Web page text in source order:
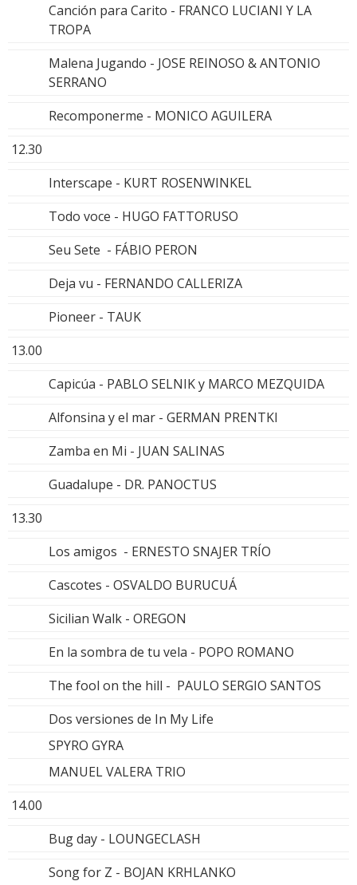
Canción para Carito - FRANCO LUCIANI Y LA
TROPA
Malena Jugando - JOSE REINOSO & ANTONIO
SERRANO
Recomponerme - MONICO AGUILERA
12.30
Interscape - KURT ROSENWINKEL
Todo voce - HUGO FATTORUSO
Seu Sete - FÁBIO PERON
Deja vu - FERNANDO CALLERIZA
Pioneer - TAUK
13.00
Capicúa - PABLO SELNIK y MARCO MEZQUIDA
Alfonsina y el mar - GERMAN PRENTKI
Zamba en Mi - JUAN SALINAS
Guadalupe - DR. PANOCTUS
13.30
Los amigos - ERNESTO SNAJER TRÍO
Cascotes - OSVALDO BURUCUÁ
Sicilian Walk - OREGON
En la sombra de tu vela - POPO ROMANO
The fool on the hill - PAULO SERGIO SANTOS
Dos versiones de In My Life
SPYRO GYRA
MANUEL VALERA TRIO
14.00
Bug day - LOUNGECLASH
Song for Z - BOJAN KRHLANKO